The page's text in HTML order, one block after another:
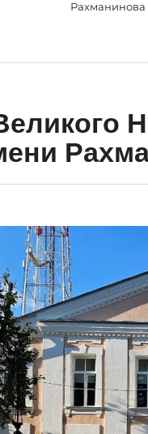
Рахманинова